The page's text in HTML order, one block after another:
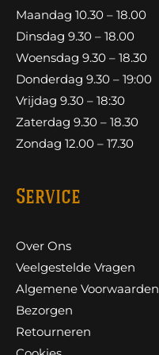
Maandag 10.30 – 18.00
Dinsdag 9.30 – 18.00
Woensdag 9.30 – 18.30
Donderdag 9.30 – 19:00
Vrijdag 9.30 – 18:30
Zaterdag 9.30 – 18.30
Zondag 12.00 – 17.30
Service
Over Ons
Veelgestelde Vragen
Algemene Voorwaarden
Bezorgen
Retourneren